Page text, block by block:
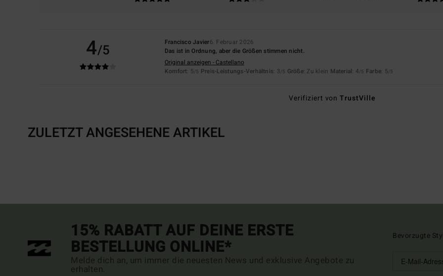
4/5 Francisco Javier6. Februar 2026
Das ist in Ordnung, aber die Größen stimmen nicht.
Original anzeigen - Castellano
Komfort: 5/5 Preis-Leistungs-Verhältnis: 3/5 Größe: Zu klein Material: 4/5 Farbe: 5/5
Verifiziert vonTrustVille
ZULETZT ANGESEHENE ARTIKEL
15% RABATT AUF DEINE ERSTE
BESTELLUNG ONLINE*
Melde dich an, um immer die neuesten News und exklusive Angebote zu
erhalten.
Bevorzugte